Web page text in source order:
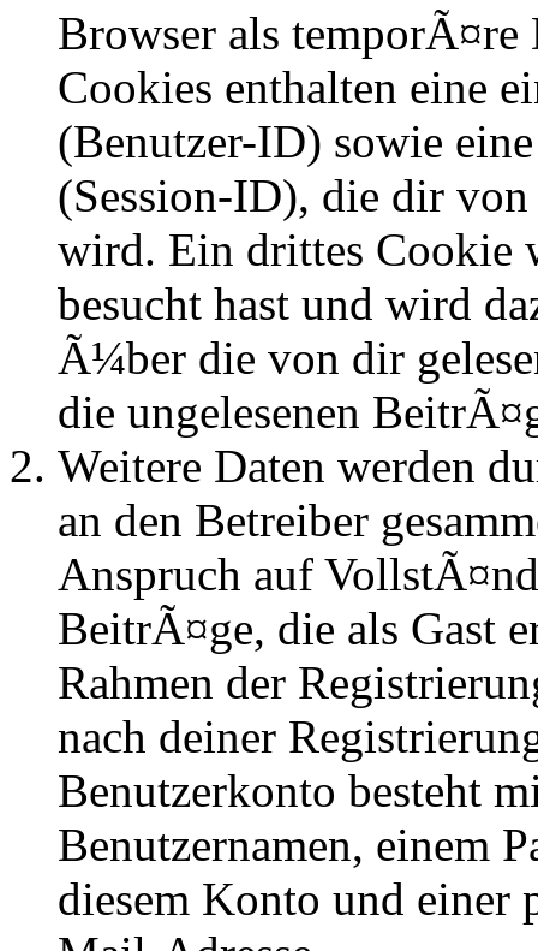
Browser als temporÃ¤re
Cookies enthalten eine
(Benutzer-ID) sowie
(Session-ID), die dir
wird. Ein drittes Cookie
besucht hast und wird
Ã¼ber die von dir
die ungelesenen
Weitere Daten werden
an den Betreiber
Anspruch auf
BeitrÃ¤ge, die als Gast
Rahmen der
nach deiner
Benutzerkonto besteht
Benutzernamen, einem
diesem Konto und